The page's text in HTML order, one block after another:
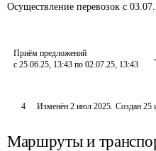
Осуществление перевозок с
Приём предложений
с 25.06.25, 13:43 по 02.07.25, 13:43
4 Изменён 2 июл 2025. Создан 25
Маршруты и